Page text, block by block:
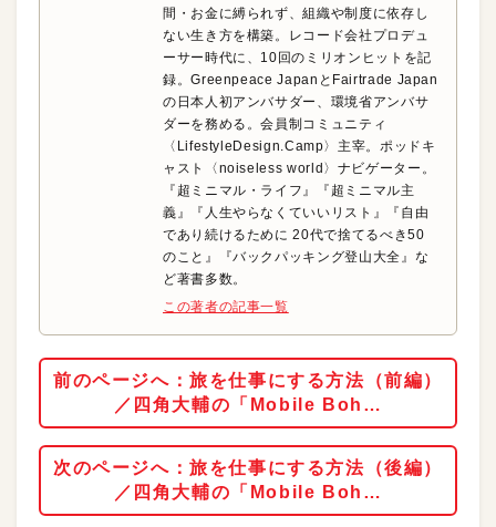
間・お金に縛られず、組織や制度に依存し
ない生き方を構築。レコード会社プロデュ
ーサー時代に、10回のミリオンヒットを記
録。Greenpeace JapanとFairtrade Japan
の日本人初アンバサダー、環境省アンバサ
ダーを務める。会員制コミュニティ
〈LifestyleDesign.Camp〉主宰。ポッドキ
ャスト〈‪noiseless‬ world〉ナビゲーター。
『超ミニマル・ライフ』『超ミニマル主
義』『人生やらなくていいリスト』『自由
であり続けるために 20代で捨てるべき50
のこと』『バックパッキング登山大全』な
ど著書多数。
この著者の記事一覧
前のページへ：旅を仕事にする方法（前編）
／四角大輔の「Mobile Boh…
次のページへ：旅を仕事にする方法（後編）
／四角大輔の「Mobile Boh…